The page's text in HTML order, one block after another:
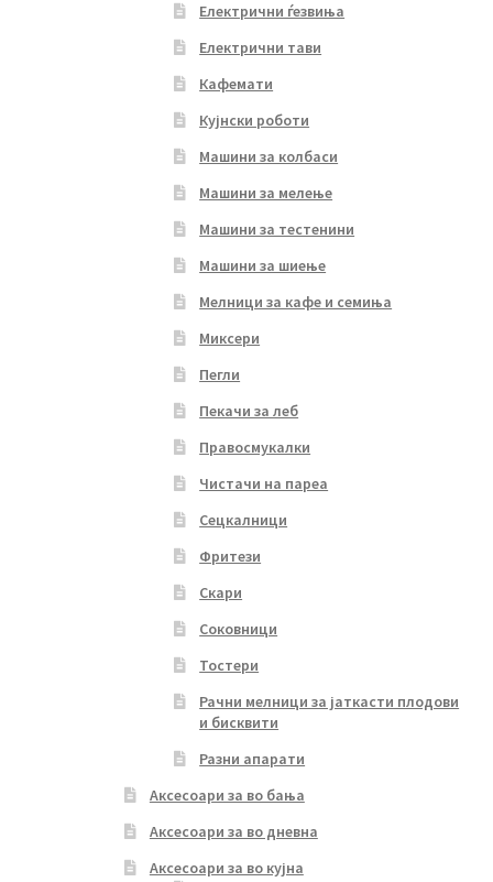
Електрични ѓезвиња
Електрични тави
Кафемати
Кујнски роботи
Машини за колбаси
Машини за мелење
Машини за тестенини
Машини за шиење
Мелници за кафе и семиња
Миксери
Пегли
Пекачи за леб
Правосмукалки
Чистачи на пареа
Сецкалници
Фритези
Скари
Соковници
Тостери
Рачни мелници за јаткасти плодови
и бисквити
Разни апарати
Аксесоари за во бања
Аксесоари за во дневна
Аксесоари за во кујна